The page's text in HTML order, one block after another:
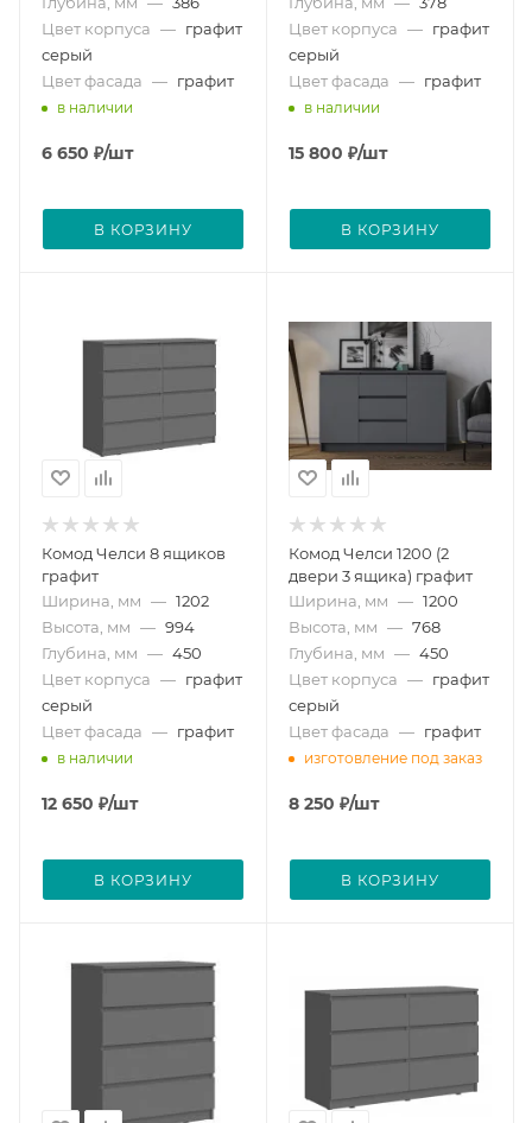
Цвет корпуса — графит
серый
Цвет фасада — графит
в наличии
6 650 ₽/шт
В КОРЗИНУ
Цвет корпуса — графит
серый
Цвет фасада — графит
в наличии
15 800 ₽/шт
В КОРЗИНУ
Комод Челси 8 ящиков
графит
Ширина, мм — 1202
Высота, мм — 994
Глубина, мм — 450
Цвет корпуса — графит
серый
Цвет фасада — графит
в наличии
12 650 ₽/шт
В КОРЗИНУ
Комод Челси 1200 (2
двери 3 ящика) графит
Ширина, мм — 1200
Высота, мм — 768
Глубина, мм — 450
Цвет корпуса — графит
серый
Цвет фасада — графит
изготовление под заказ
8 250 ₽/шт
В КОРЗИНУ